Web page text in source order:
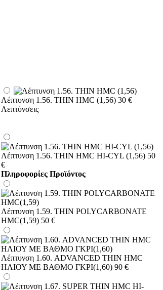
Λέπτυνση 1.56. THIN HMC (1,56) 30 €
Λέπτυνση 1.56. THIN HMC HI-CYL (1,56) 50
€
Λέπτυνση 1.59. THIN POLYCARBONATE
HMC(1,59) 50 €
Λέπτυνση 1.60. ADVANCED THIN HMC
ΗΛΙΟΥ ΜΕ ΒΑΘΜΟ ΓΚΡΙ(1,60) 90 €
Λεπτύνσεις
Πληροφορίες Προϊόντος